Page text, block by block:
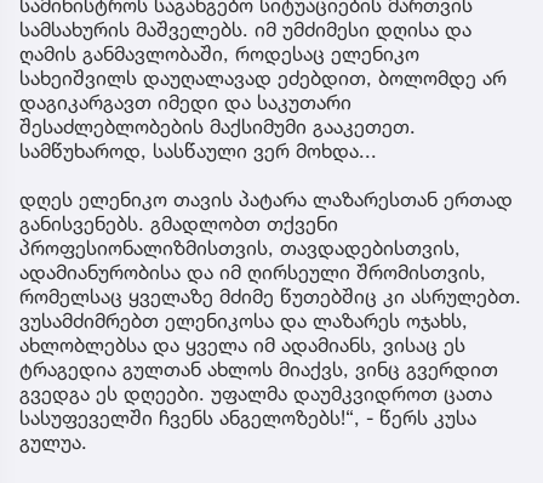
სამსახურის მაშველებს. იმ უმძიმესი დღისა და
ღამის განმავლობაში, როდესაც ელენიკო
სახეიშვილს დაუღალავად ეძებდით, ბოლომდე არ
დაგიკარგავთ იმედი და საკუთარი
შესაძლებლობების მაქსიმუმი გააკეთეთ.
სამწუხაროდ, სასწაული ვერ მოხდა...
დღეს ელენიკო თავის პატარა ლაზარესთან ერთად
განისვენებს. გმადლობთ თქვენი
პროფესიონალიზმისთვის, თავდადებისთვის,
ადამიანურობისა და იმ ღირსეული შრომისთვის,
რომელსაც ყველაზე მძიმე წუთებშიც კი ასრულებთ.
ვუსამძიმრებთ ელენიკოსა და ლაზარეს ოჯახს,
ახლობლებსა და ყველა იმ ადამიანს, ვისაც ეს
ტრაგედია გულთან ახლოს მიაქვს, ვინც გვერდით
გვედგა ეს დღეები. უფალმა დაუმკვიდროთ ცათა
სასუფეველში ჩვენს ანგელოზებს!“, - წერს კუსა
გულუა.